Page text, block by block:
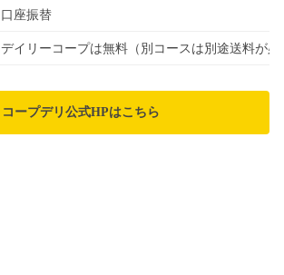
口座振替
デイリーコープは無料（別コースは別途送料が
コープデリ公式HPはこちら